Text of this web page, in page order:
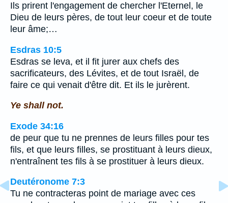
Ils prirent l'engagement de chercher l'Eternel, le
Dieu de leurs pères, de tout leur coeur et de toute
leur âme;…
Esdras 10:5
Esdras se leva, et il fit jurer aux chefs des
sacrificateurs, des Lévites, et de tout Israël, de
faire ce qui venait d'être dit. Et ils le jurèrent.
Ye shall not.
Exode 34:16
de peur que tu ne prennes de leurs filles pour tes
fils, et que leurs filles, se prostituant à leurs dieux,
n'entraînent tes fils à se prostituer à leurs dieux.
Deutéronome 7:3
Tu ne contracteras point de mariage avec ces